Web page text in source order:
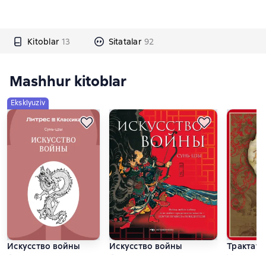
Kitoblar 13 Sitatalar 92
Mashhur kitoblar
Eksklyuziv
Искусство войны
Искусство войны
Трактат